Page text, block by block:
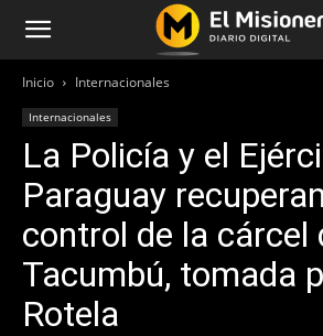
Inicio Internacionales
Internacionales
La Policía y el
Paraguay
control de la cárcel
Tacumbú, tomada
Rotela